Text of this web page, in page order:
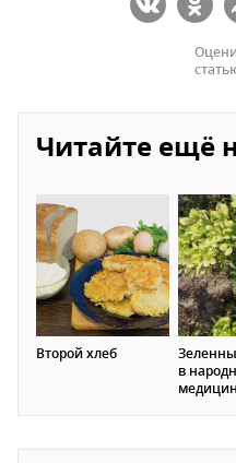
Читайте ещё
Второй хлеб
в